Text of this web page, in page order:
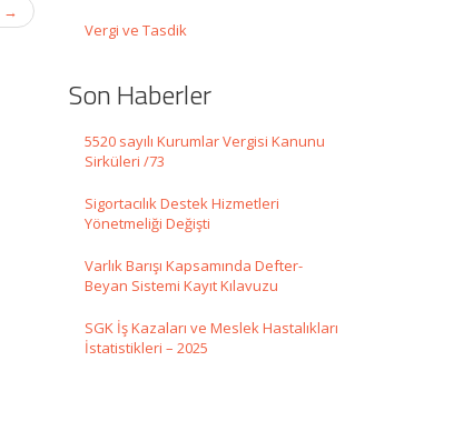
→
Vergi ve Tasdik
Son Haberler
5520 sayılı Kurumlar Vergisi Kanunu
Sirküleri /73
Sigortacılık Destek Hizmetleri
Yönetmeliği Değişti
Varlık Barışı Kapsamında Defter-
Beyan Sistemi Kayıt Kılavuzu
SGK İş Kazaları ve Meslek Hastalıkları
İstatistikleri – 2025